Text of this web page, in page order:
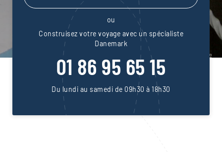
ou
Construisez votre voyage avec un spécialiste
Danemark
01 86 95 65 15
Du lundi au samedi de 09h30 à 18h30